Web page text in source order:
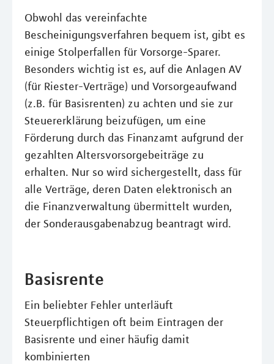
Obwohl das vereinfachte
Bescheinigungsverfahren bequem ist, gibt es
einige Stolperfallen für Vorsorge-Sparer.
Besonders wichtig ist es, auf die Anlagen AV
(für Riester-Verträge) und Vorsorgeaufwand
(z.B. für Basisrenten) zu achten und sie zur
Steuererklärung beizufügen, um eine
Förderung durch das Finanzamt aufgrund der
gezahlten Altersvorsorgebeiträge zu
erhalten. Nur so wird sichergestellt, dass für
alle Verträge, deren Daten elektronisch an
die Finanzverwaltung übermittelt wurden,
der Sonderausgabenabzug beantragt wird.
Basisrente
Ein beliebter Fehler unterläuft
Steuerpflichtigen oft beim Eintragen der
Basisrente und einer häufig damit
kombinierten